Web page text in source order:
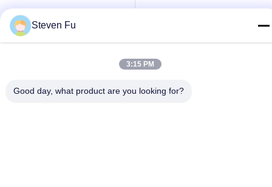
Stahlkonstruktion
Lager
Vorfabrizierte
Steven Fu
3:15 PM
Good day, what product are you looking for?